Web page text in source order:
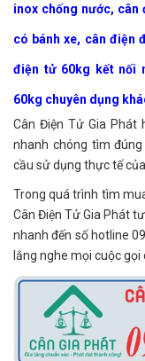
inox chống nước,
có bánh xe, cân điện
điện tử 60kg kết nối
60kg chuyên dụng
Cân Điện Tử Gia Phát
nhanh chóng tìm
cầu sử dụng thực tế
Trong quá trình tìm
Cân Điện Tử Gia Phát
nhanh đến số hotline
lắng nghe mọi cuộc